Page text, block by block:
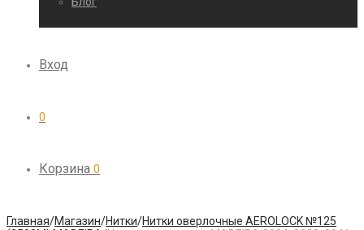
Вход
0
Корзина 0
Главная/Магазин/Нитки/Нитки оверлочные AEROLOCK №125